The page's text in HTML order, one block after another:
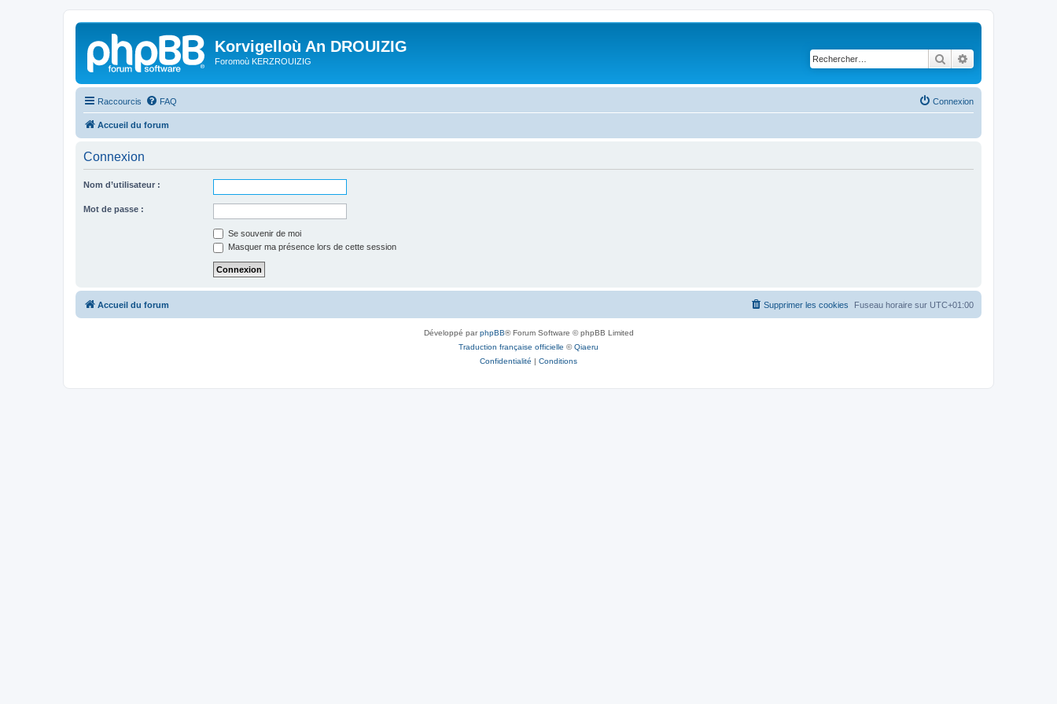
Korvigelloù An DROUIZIG
Foromoù KERZROUIZIG Rechercher
Raccourcis FAQ Connexion
Accueil du forum
Connexion
Nom d’utilisateur :
Mot de passe :
Se souvenir de moi
Masquer ma présence lors de cette session
Accueil du forum Fuseau horaire sur UTC+01:00
Supprimer les cookies
Développé parphpBB® Forum Software © phpBB Limited
Traduction française officielle ©Qiaeru
Confidentialité | Conditions